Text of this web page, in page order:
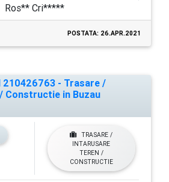
Ros** Cri*****
POSTATA: 26.APR.2021
210426763 - Trasare /
Constructie in Buzau
TRASARE /
INTARUSARE
TEREN /
CONSTRUCTIE